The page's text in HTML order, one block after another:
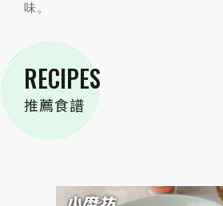
味。
RECIPES
推薦食譜